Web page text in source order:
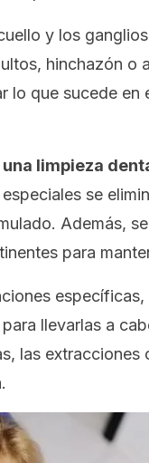
y los
hinchazón o
lo que sucede en
limpieza
se
Además,
para
llevarlas a
las extracciones